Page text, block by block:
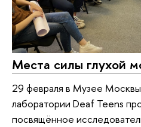
Места силы глухой
29 февраля в Музее
лаборатории Deaf Teens
посвящённое